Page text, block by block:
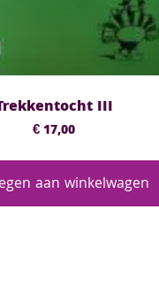
III
€17,00
aan winkelwagen